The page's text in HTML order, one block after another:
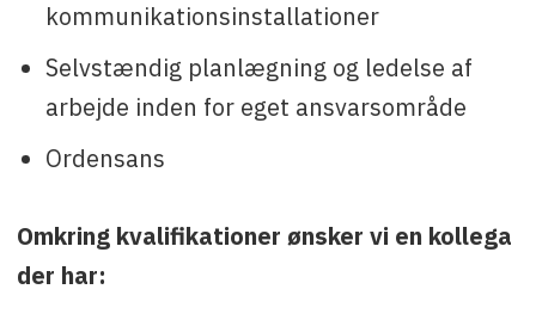
kommunikationsinstallationer
Selvstændig planlægning og ledelse af
arbejde inden for eget ansvarsområde
Ordensans
Omkring kvalifikationer ønsker vi en kollega
der har: